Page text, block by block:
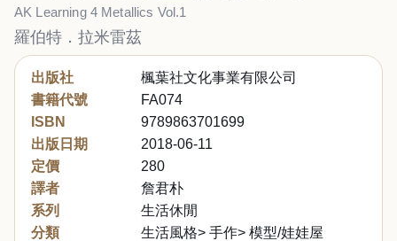
AK Learning 4 Metallics Vol.1
羅伯特．拉米雷茲
出版社
楓葉社文化事業有限公司
書籍代號
FA074
ISBN
9789863701699
出版日期
2018-06-11
定價
280
譯者
詹君朴
系列
生活休閒
分類
生活風格> 手作> 模型/娃娃屋